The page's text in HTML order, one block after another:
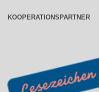
KOOPERATIONSPARTNER